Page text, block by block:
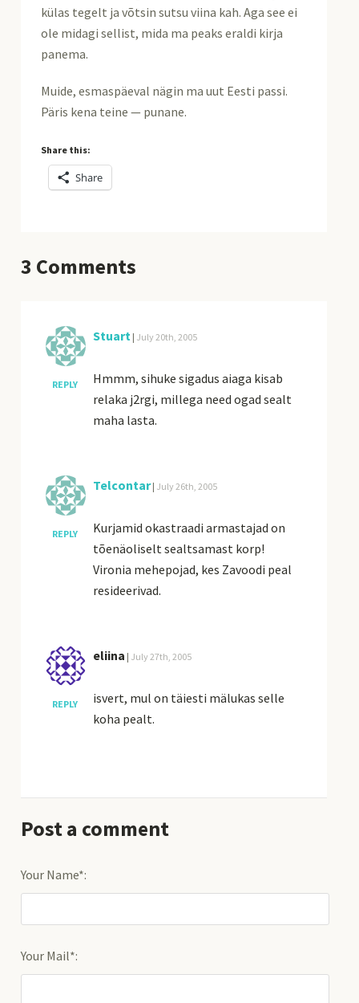
külas tegelt ja võtsin sutsu viina kah. Aga see ei
ole midagi sellist, mida ma peaks eraldi kirja
panema.
Muide, esmaspäeval nägin ma uut Eesti passi.
Päris kena teine — punane.
Share this:
Share
3 Comments
REPLY
Stuart | July 20th, 2005
Hmmm, sihuke sigadus aiaga kisab
relaka j2rgi, millega need ogad sealt
maha lasta.
REPLY
Telcontar| July 26th, 2005
Kurjamid okastraadi armastajad on
tõenäoliselt sealtsamast korp!
Vironia mehepojad, kes Zavoodi peal
resideerivad.
REPLY
eliina | July 27th, 2005
isvert, mul on täiesti mälukas selle
koha pealt.
Post a comment
Your Name*:
Your Mail*: